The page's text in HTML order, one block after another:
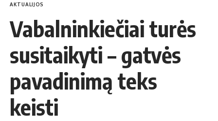
AKTUALIJOS
Vabalninkiečiai turės
susitaikyti – gatvės
pavadinimą teks
keisti